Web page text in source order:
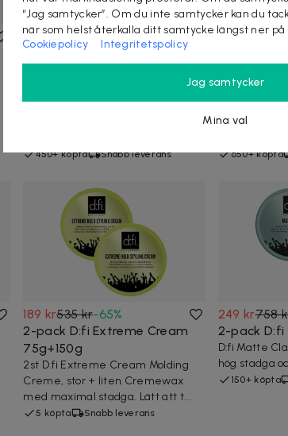
249 kr 837 kr-70%
3-pack D:fi D:struct Molding
Cremevax att forma ditt hår som
du vill.Hög stadga och oändliga
450+ köpta Snabb leverans
95 kr 279 kr
Cremevax
du vill.Hög
650+ köpta
189 kr535 kr-65%
2-pack D:fi Extreme Cream
75g+150g
2st D.fi Extreme Cream Molding
Creme, stor + liten.Cremewax
med maximal stadga. Lätt att t...
5 köpta Snabb leverans
249 kr758
2-pack D:fi
D:fi Matte
hög stadga
150+ köpta
“Jag samtycker”. Om du inte samtycker kan du
när som helst återkalla ditt samtycke längst ner på
Cookiepolicy
Integritetspolicy
Jag samtycker
Mina val